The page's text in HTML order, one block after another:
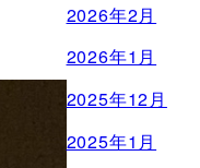
2026年2月
2026年1月
2025年12月
2025年1月